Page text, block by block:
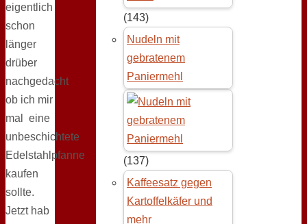
eigentlich
schon
länger
drüber
nachgedacht
ob ich mir
mal eine
unbeschichtete
Edelstahlpfanne
kaufen
sollte.
Jetzt hab
(143)
Nudeln mit
gebratenem
Paniermehl
(137)
Kaffeesatz gegen
Kartoffelkäfer und
mehr